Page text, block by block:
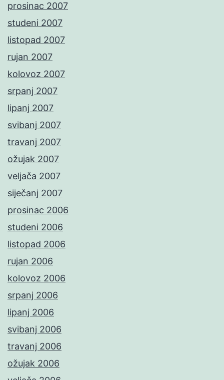
prosinac 2007
studeni 2007
listopad 2007
rujan 2007
kolovoz 2007
srpanj 2007
lipanj 2007
svibanj 2007
travanj 2007
ožujak 2007
veljača 2007
siječanj 2007
prosinac 2006
studeni 2006
listopad 2006
rujan 2006
kolovoz 2006
srpanj 2006
lipanj 2006
svibanj 2006
travanj 2006
ožujak 2006